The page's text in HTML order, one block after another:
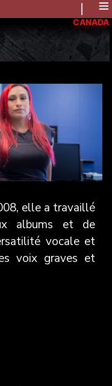
≡
CANADA
elle a travaillé
albums et de
vocale et
voix graves et